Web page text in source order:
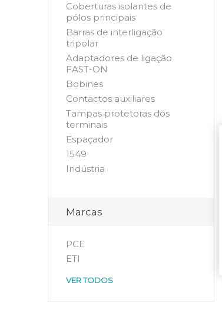
Coberturas isolantes de
pólos principais
Barras de interligação
tripolar
Adaptadores de ligação
FAST-ON
Bobines
Contactos auxiliares
Tampas protetoras dos
terminais
Espaçador
1549
Indústria
Marcas
PCE
ETI
VER TODOS